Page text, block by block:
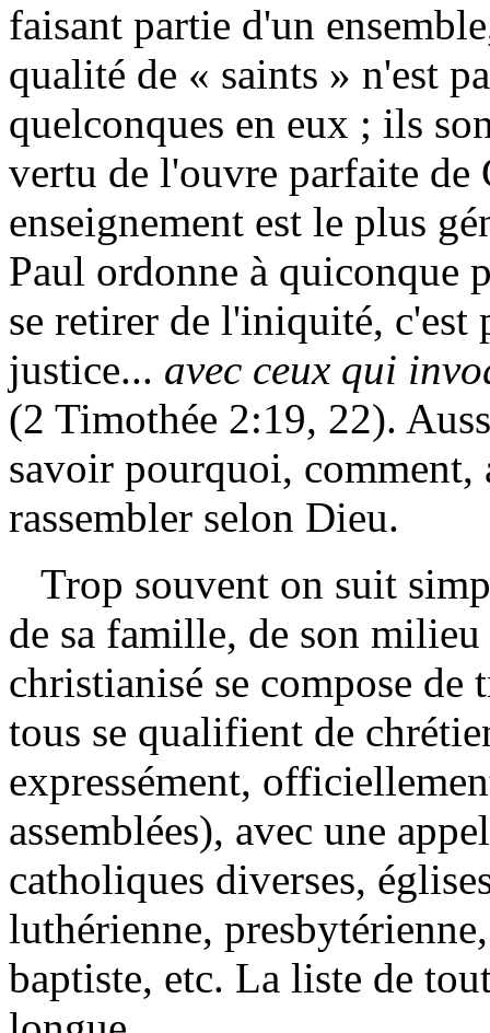
faisant partie d'un
qualité de « saints » n'est
quelconques en eux ; ils
vertu de l'ouvre parfaite de
enseignement est le plus
Paul ordonne à quiconque
se retirer de l'iniquité, c'est
justice... avec ceux qui
(2 Timothée 2:19, 22).
savoir pourquoi, comment,
rassembler selon Dieu.
Trop souvent on suit
de sa famille, de son
christianisé se compose
tous se qualifient de
expressément,
assemblées), avec une
catholiques diverses,
luthérienne,
baptiste, etc. La liste de